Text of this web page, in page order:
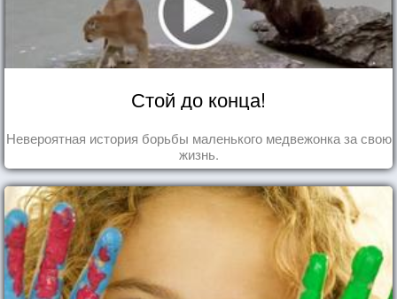
Стой до конца!
Невероятная история борьбы маленького медвежонка за свою
жизнь.